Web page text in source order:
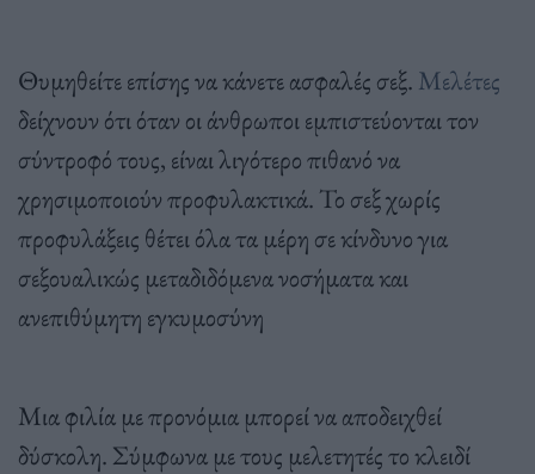
Θυμηθείτε επίσης να κάνετε ασφαλές σεξ. Μελέτες
δείχνουν ότι όταν οι άνθρωποι εμπιστεύονται τον
σύντροφό τους, είναι λιγότερο πιθανό να
χρησιμοποιούν προφυλακτικά. Το σεξ χωρίς
προφυλάξεις θέτει όλα τα μέρη σε κίνδυνο για
σεξουαλικώς μεταδιδόμενα νοσήματα και
ανεπιθύμητη εγκυμοσύνη
Μια φιλία με προνόμια μπορεί να αποδειχθεί
δύσκολη. Σύμφωνα με τους μελετητές το κλειδί